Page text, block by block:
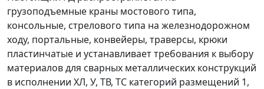
грузоподъемные краны мостового типа,
консольные, стрелового типа на железнодорожном
ходу, портальные, конвейеры, траверсы, крюки
пластинчатые и устанавливает требования к выбору
материалов для сварных металлических конструкций
в исполнении ХЛ, У, ТВ, ТС категорий размещений 1,